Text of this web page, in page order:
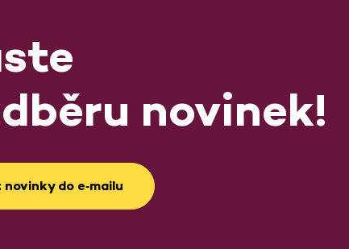
novinek!
do e‑mailu